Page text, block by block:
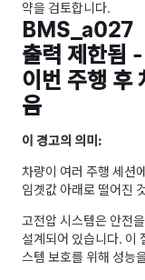
약을 검토합니다.
BMS_a027
출력 제한됨
이번 주행 후
음
이 경고의 의미:
차량이 여러 주행 세션
임곗값 아래로 떨어진
고전압 시스템은 안전
설계되어 있습니다. 이
스템 보호를 위해 성능